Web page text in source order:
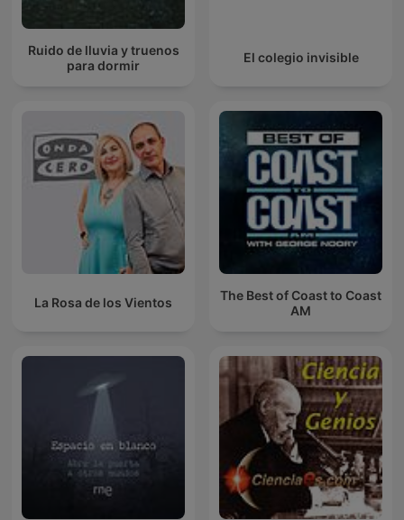
Ruido de lluvia y truenos
para dormir
El colegio invisible
La Rosa de los Vientos
The Best of Coast to Coast
AM